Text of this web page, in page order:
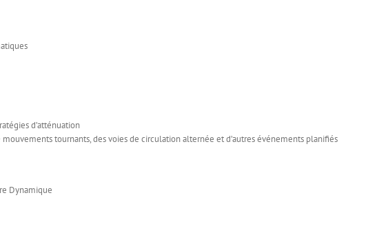
d’atténuation
tournants, des voies de circulation alternée et d’autres événements planifiés
Dynamique